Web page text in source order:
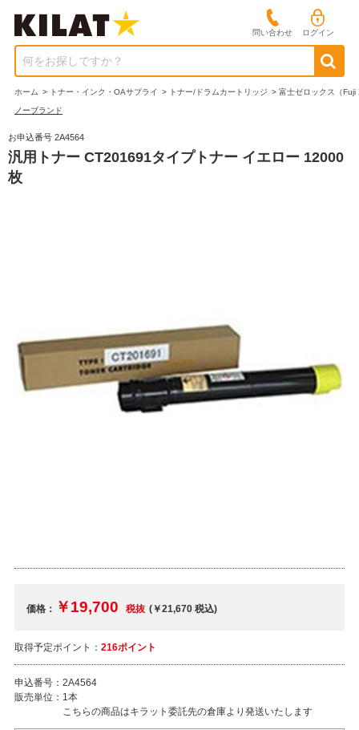
問い合わせ ログイン
何をお探しですか？
ホーム > トナー・インク・OAサプライ > トナー/ドラムカートリッジ > 富士ゼロックス（Fuji
ノーブランド
お申込番号 2A4564
汎用トナー CT201691タイプトナー イエロー 12000
枚
価格： ￥19,700 税抜 (￥21,670税込)
取得予定ポイント： 216ポイント
申込番号： 2A4564
販売単位： 1本
こちらの商品はキラット委託先の倉庫より発送いたします